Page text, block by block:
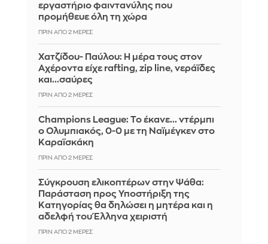
εργαστήριο φαιντανύλης που
προμήθευε όλη τη χώρα
ΠΡΙΝ ΑΠΌ 2 ΜΈΡΕΣ
Χατζίδου- Παύλου: Η μέρα τους στον
Αχέροντα είχε rafting, zip line, νεράϊδες
και...σαύρες
ΠΡΙΝ ΑΠΌ 2 ΜΈΡΕΣ
Champions League: Το έκανε... ντέρμπι
ο Ολυμπιακός, 0-0 με τη Ναϊμέγκεν στο
Καραϊσκάκη
ΠΡΙΝ ΑΠΌ 2 ΜΈΡΕΣ
Σύγκρουση ελικοπτέρων στην Ψάθα:
Παράσταση προς Υποστήριξη της
Κατηγορίας θα δηλώσει η μητέρα και η
αδελφή του Έλληνα χειριστή
ΠΡΙΝ ΑΠΌ 2 ΜΈΡΕΣ